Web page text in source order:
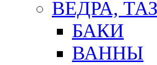
ВЕДРА,
БАКИ
ВАННЫ